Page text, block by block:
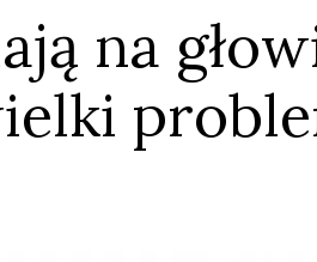
na